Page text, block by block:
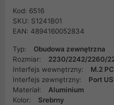
Kod: 6516
SKU: S1241B01
EAN: 4894160052834
Typ:
Obudowa zewnętrzna
Rozmiar:
2230/2242/2260/
Interfejs wewnętrzny:
M.2
Interfejs zewnętrzny:
Port
Materiał:
Aluminium
Kolor:
Srebrny